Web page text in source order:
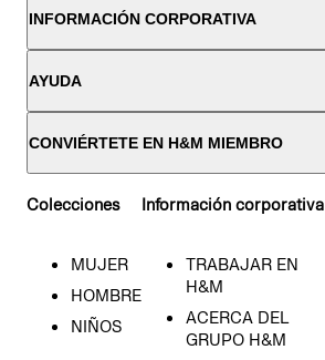
INFORMACIÓN CORPORATIVA
AYUDA
CONVIÉRTETE EN H&M MIEMBRO
Colecciones
MUJER
HOMBRE
NIÑOS
Información corporativa
TRABAJAR EN
H&M
ACERCA DEL
GRUPO H&M